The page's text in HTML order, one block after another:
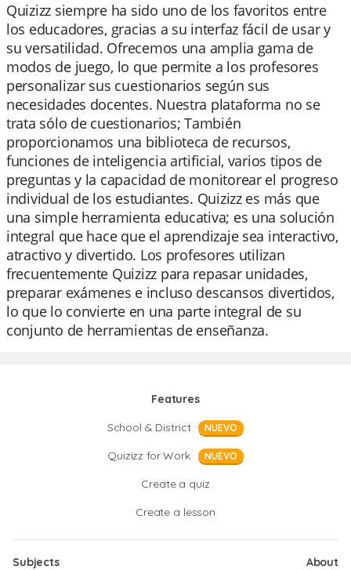
Quizizz siempre ha sido uno de los favoritos entre
los educadores, gracias a su interfaz fácil de usar y
su versatilidad. Ofrecemos una amplia gama de
modos de juego, lo que permite a los profesores
personalizar sus cuestionarios según sus
necesidades docentes. Nuestra plataforma no se
trata sólo de cuestionarios; También
proporcionamos una biblioteca de recursos,
funciones de inteligencia artificial, varios tipos de
preguntas y la capacidad de monitorear el progreso
individual de los estudiantes. Quizizz es más que
una simple herramienta educativa; es una solución
integral que hace que el aprendizaje sea interactivo,
atractivo y divertido. Los profesores utilizan
frecuentemente Quizizz para repasar unidades,
preparar exámenes e incluso descansos divertidos,
lo que lo convierte en una parte integral de su
conjunto de herramientas de enseñanza.
Features
School & District
NUEVO
Quizizz for Work NUEVO
Create a quiz
Create a lesson
Subjects
About